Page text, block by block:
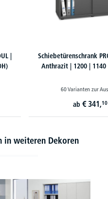
|
Schiebetürenschrank
Anthrazit | 1200 | 1140
60 Varianten zur
ab € 341,10
in weiteren Dekoren